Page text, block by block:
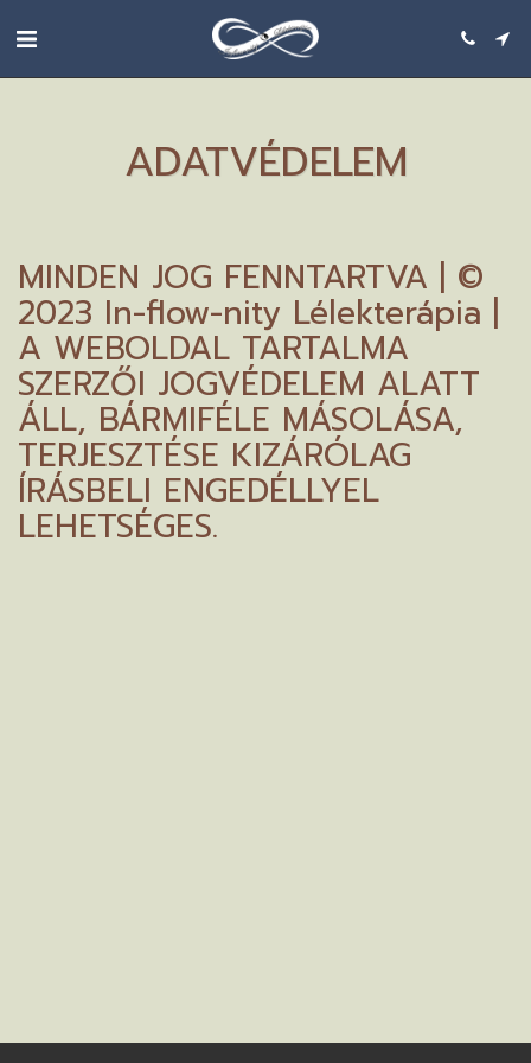
ADATVÉDELEM
MINDEN JOG FENNTARTVA | ©
2023 In-flow-nity Lélekterápia |
A WEBOLDAL TARTALMA
SZERZŐI JOGVÉDELEM ALATT
ÁLL, BÁRMIFÉLE MÁSOLÁSA,
TERJESZTÉSE KIZÁRÓLAG
ÍRÁSBELI ENGEDÉLLYEL
LEHETSÉGES.